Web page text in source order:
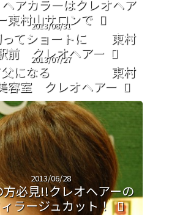
アカラーはクレオヘア
東村山サロンで
2013/08/31
ってショートに 東村
前 クレオヘアー
2013/07/27
父になる 東村
室 クレオヘアー
2013/06/28
方必見!!クレオヘアーの
ラージュカット！